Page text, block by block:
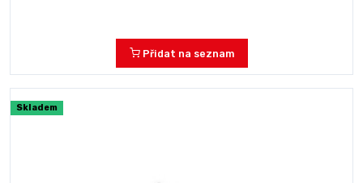
Přidat na seznam
Skladem